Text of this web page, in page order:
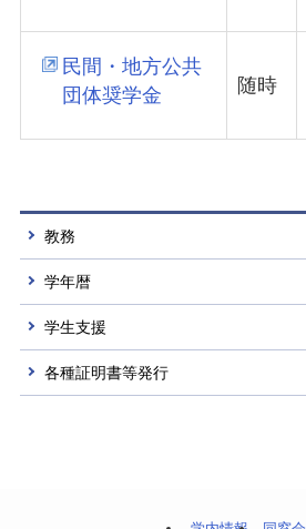
民間・地方公共
団体奨学金
随時
教務
学年暦
学生支援
各種証明書等発行